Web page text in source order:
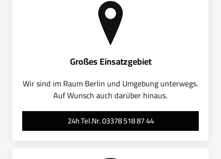
Großes Einsatzgebiet
Wir sind im Raum Berlin und Umgebung unterwegs.
Auf Wunsch auch darüber hinaus.
24h Tel.Nr. 03378 518 87 44